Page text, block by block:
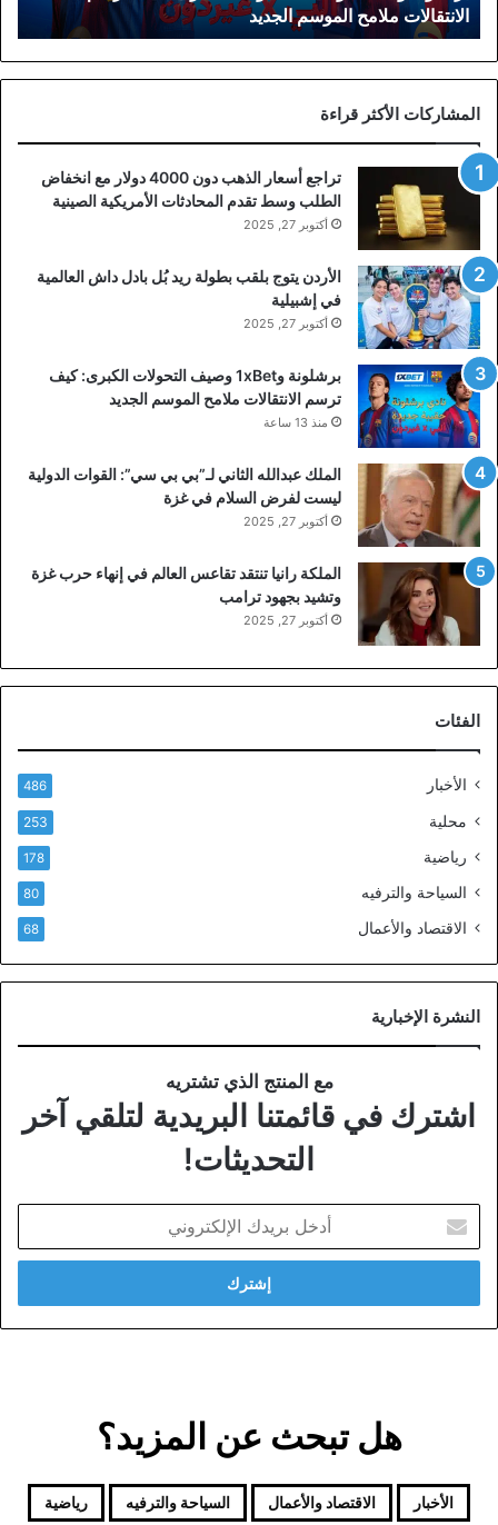
الموسم
الجديد
الانتقالات ملامح الموسم الجديد
المشاركات الأكثر قراءة
تراجع أسعار الذهب دون 4000 دولار مع انخفاض
الطلب وسط تقدم المحادثات الأمريكية الصينية
أكتوبر 27, 2025
الأردن يتوج بلقب بطولة ريد بُل بادل داش العالمية
في إشبيلية
أكتوبر 27, 2025
برشلونة و1xBet وصيف التحولات الكبرى: كيف
ترسم الانتقالات ملامح الموسم الجديد
منذ 13 ساعة
الملك عبدالله الثاني لـ”بي بي سي”: القوات الدولية
ليست لفرض السلام في غزة
أكتوبر 27, 2025
الملكة رانيا تنتقد تقاعس العالم في إنهاء حرب غزة
وتشيد بجهود ترامب
أكتوبر 27, 2025
الفئات
الأخبار 486
محلية 253
رياضية 178
السياحة والترفيه 80
الاقتصاد والأعمال 68
النشرة الإخبارية
مع المنتج الذي تشتريه
اشترك في قائمتنا البريدية لتلقي آخر
التحديثات!
بريدك
الإلكتروني
هل تبحث عن المزيد؟
الأخبار الاقتصاد والأعمال السياحة والترفيه رياضية